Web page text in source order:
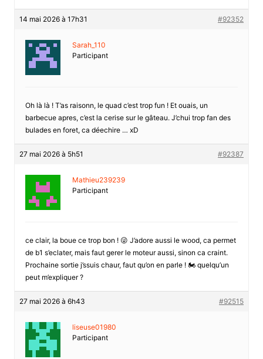
14 mai 2026 à 17h31 #92352
Sarah_110
Participant
Oh là là ! T’as raisonn, le quad c’est trop fun ! Et ouais, un
barbecue apres, c’est la cerise sur le gâteau. J’chui trop fan des
bulades en foret, ca déechire … xD
27 mai 2026 à 5h51 #92387
Mathieu239239
Participant
ce clair, la boue ce trop bon ! 😜 J’adore aussi le wood, ca permet
de b1 s’eclater, mais faut gerer le moteur aussi, sinon ca craint.
Prochaine sortie j’ssuis chaur, faut qu’on en parle ! 🏍️ quelqu’un
peut m’expliquer ?
27 mai 2026 à 6h43 #92515
liseuse01980
Participant